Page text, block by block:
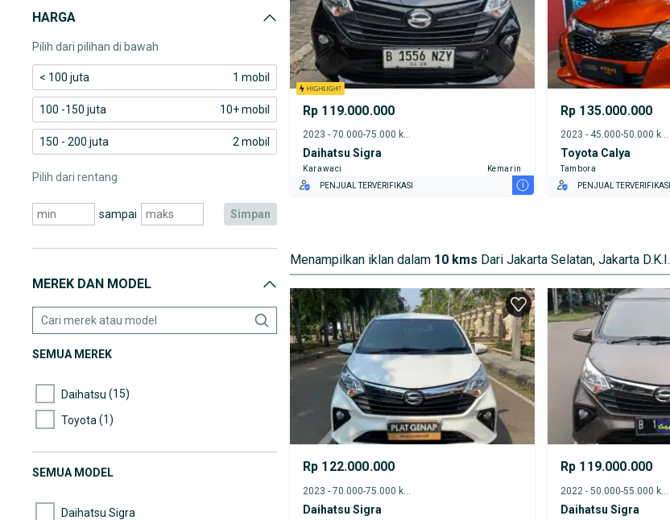
HARGA
Pilih dari pilihan di bawah
< 100 juta 1 mobil
100 -150 juta 10+ mobil
150 - 200 juta 2 mobil
Pilih dari rentang
sampai simpan
MEREK DAN MODEL
SEMUA MEREK
Daihatsu (15)
Toyota (1)
SEMUA MODEL
Daihatsu Sigra
Rp 119.000.000
2023 - 70.000-75.000 km
Daihatsu Sigra
Karawaci
Kemarin
PENJUAL TERVERIFIKASI
i
Rp 135.000.000
2023 - 45.000-50.000 km
Toyota Calya
Tambora
PENJUAL TERVERIFIKASI
Menampilkan iklan dalam 10 kms Dari Jakarta Selatan, Jakarta D.K.I.
Rp 122.000.000
2023 - 70.000-75.000 km
Daihatsu Sigra
Rp 119.000.000
2022 - 50.000-55.000 km
Daihatsu Sigra